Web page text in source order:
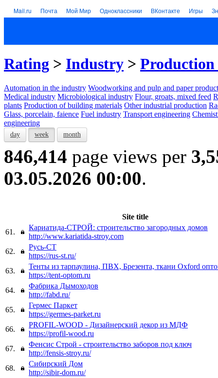
Mail.ru Почта Мой Мир Одноклассники ВКонтакте Игры
Rating > Industry >
Automation in the industry Woodworking and pulp and paper
Medical industry Microbiological industry Flour, groats, mixed feed
plants Production of building materials Other industrial production
Glass, porcelain, faience Fuel industry Transport engineering
engineering
day week month
846,414 page views per
03.05.2026 00:00.
Site title
61.
Кариатида-СТРОЙ: строительство загородных домов
http://www.kariatida-stroy.com
62.
Русь-СТ
https://rus-st.ru/
63.
Тенты из тарпаулина, ПВХ, Брезента, ткани Oxford
https://tent-optom.ru
64.
Фабрика Дымоходов
http://fabd.ru/
65.
Гермес Паркет
https://germes-parket.ru
66.
PROFIL-WOOD - Дизайнерский декор из МДФ
https://profil-wood.ru
67.
Фенсис Строй - строительство заборов под ключ
http://fensis-stroy.ru/
68.
Сибирский Дом
http://sibir-dom.ru/